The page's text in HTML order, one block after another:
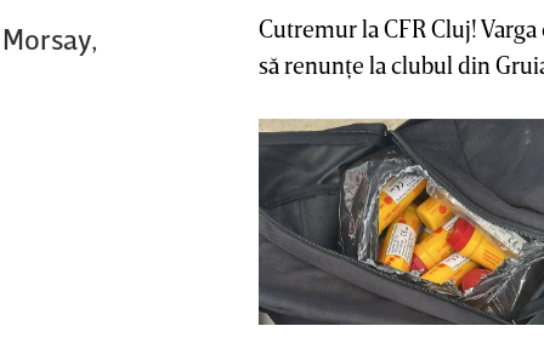
Cutremur la CFR Cluj! Varga
să renunţe la clubul din